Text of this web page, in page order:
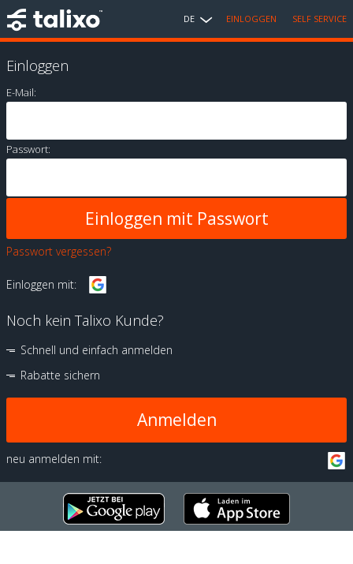
DE EINLOGGEN SELF SERVICE
Einloggen
E-Mail:
Passwort:
Passwort vergessen?
Einloggen mit:
Noch kein Talixo Kunde?
Schnell und einfach anmelden
Rabatte sichern
Anmelden
neu anmelden mit: